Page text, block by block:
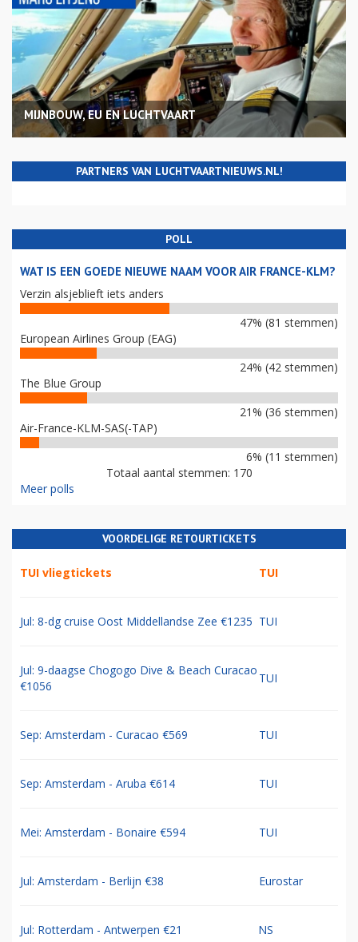
MIJNBOUW, EU EN LUCHTVAART
PARTNERS VAN LUCHTVAARTNIEUWS.NL!
POLL
WAT IS EEN GOEDE NIEUWE NAAM VOOR AIR FRANCE-KLM?
Verzin alsjeblieft iets anders
47% (81 stemmen)
European Airlines Group (EAG)
24% (42 stemmen)
The Blue Group
21% (36 stemmen)
Air-France-KLM-SAS(-TAP)
6% (11 stemmen)
Totaal aantal stemmen: 170
Meer polls
VOORDELIGE RETOURTICKETS
TUI vliegtickets TUI
Jul: 8-dg cruise Oost Middellandse Zee €1235 TUI
Jul: 9-daagse Chogogo Dive & Beach Curacao
€1056
TUI
Sep: Amsterdam - Curacao €569 TUI
Sep: Amsterdam - Aruba €614 TUI
Mei: Amsterdam - Bonaire €594 TUI
Jul: Amsterdam - Berlijn €38 Eurostar
Jul: Rotterdam - Antwerpen €21 NS